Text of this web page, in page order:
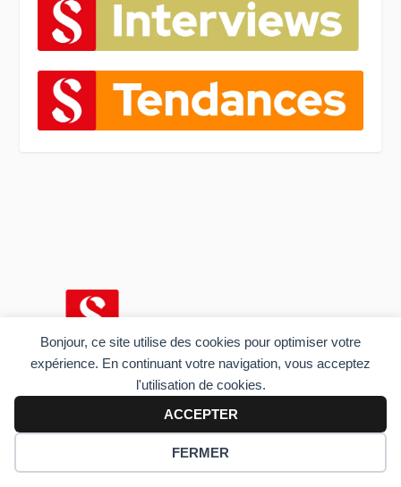
Bonjour, ce site utilise des cookies pour optimiser votre
expérience. En continuant votre navigation, vous acceptez
l'utilisation de cookies.
ACCEPTER
FERMER
de livres et interviews dans le domaine de l’expérience client
et de la relation client.